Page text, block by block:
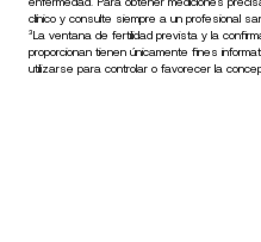
clínico y consulte siempre a un profesional
³La ventana de fertilidad prevista y la
proporcionan tienen únicamente fines
utilizarse para controlar o favorecer la